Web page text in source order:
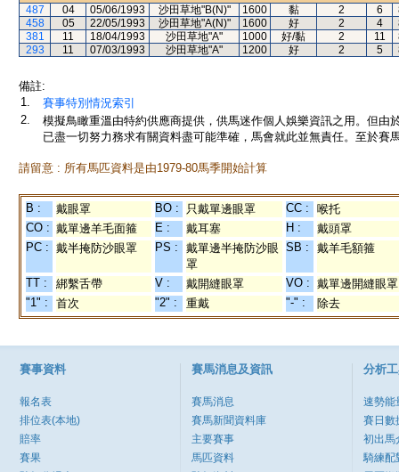
487
04 05/06/1993 沙田草地"B(N)" 1600 黏 2 6
458
05 22/05/1993 沙田草地"A(N)" 1600 好 2 4
381
11 18/04/1993 沙田草地"A" 1000 好/黏 2 11
293
11 07/03/1993 沙田草地"A" 1200 好 2 5
備註:
1.
賽事特別情況索引
2.
模擬鳥瞰重溫由特約供應商提供，供馬迷作個人娛樂資訊之用。但
已盡一切努力務求有關資料盡可能準確，馬會就此並無責任。至於賽
請留意 : 所有馬匹資料是由1979-80馬季開始計算
B : 戴眼罩 BO : 只戴單邊眼罩 CC :
喉托
CO : 戴單邊羊毛面箍 E : 戴耳塞 H :
戴頭罩
PC : 戴半掩防沙眼罩 PS :
戴單邊半掩防沙眼
罩
SB : 戴羊毛額箍
TT : 綁繫舌帶 V : 戴開縫眼罩 VO : 戴單邊開縫眼罩
"1" :
首次 "2" : 重戴 "-" : 除去
賽事資料
報名表
排位表(本地)
賠率
賽果
賽馬消息及資訊
賽馬消息
賽馬新聞資料庫
主要賽事
馬匹資料
分析
速勢能
賽日數
初出馬
騎練配